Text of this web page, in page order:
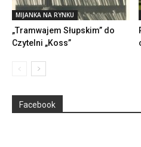
MIJANKA NA RYNKU
„Tramwajem Słupskim” do
Czytelni „Koss”
Facebook